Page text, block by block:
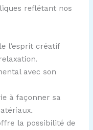
reflétant nos
l’esprit créatif
avec son
à façonner sa
la possibilité de